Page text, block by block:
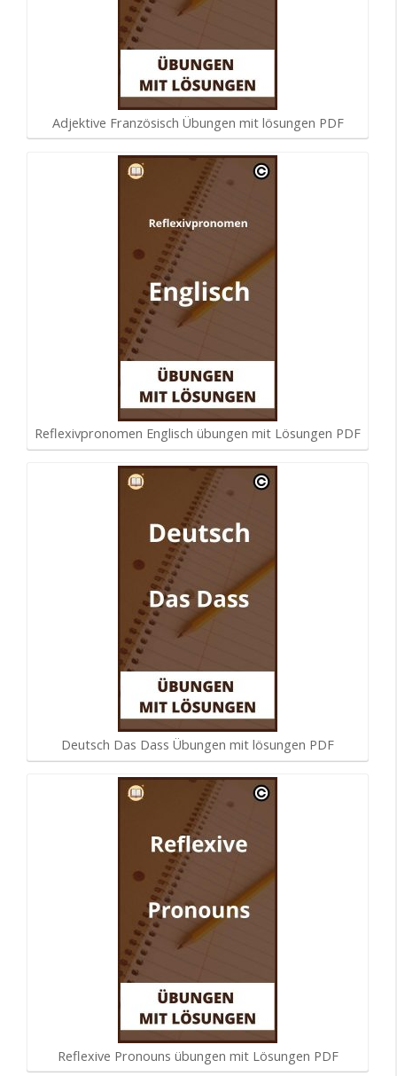
Adjektive Französisch Übungen mit lösungen PDF
Reflexivpronomen Englisch übungen mit Lösungen PDF
Deutsch Das Dass Übungen mit lösungen PDF
Reflexive Pronouns übungen mit Lösungen PDF